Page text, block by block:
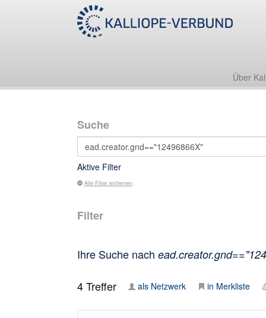
Über
Suche
Aktive Filter
Alle Filter entfernen
Filter
Ihre Suche nach
4Treffer als Netzwerk in Merkliste